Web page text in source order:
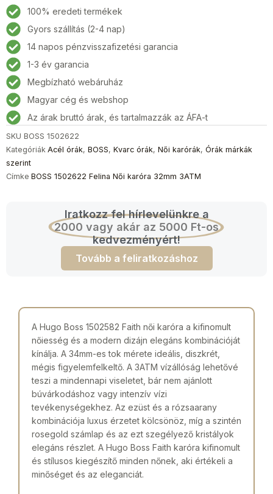
Felina
Női
karóra
32mm
3ATM
mennyiség
100% eredeti termékek
Gyors szállítás (2-4 nap)
14 napos pénzvisszafizetési garancia
1-3 év garancia
Megbízható webáruház
Magyar cég és webshop
Az árak bruttó árak, és tartalmazzák az ÁFA-t
SKU BOSS 1502622
Kategóriák Acél órák, BOSS, Kvarc órák, Női karórák, Órák márkák
szerint
Címke BOSS 1502622 Felina Női karóra 32mm 3ATM
Iratkozz fel hírlevelünkre a
2000 vagy akár az 5000 Ft-os
kedvezményért!
Tovább a feliratkozáshoz
A Hugo Boss 1502582 Faith női karóra a kifinomult
nőiesség és a modern dizájn elegáns kombinációját
kínálja. A 34mm-es tok mérete ideális, diszkrét,
mégis figyelemfelkeltő. A 3ATM vízállóság lehetővé
teszi a mindennapi viseletet, bár nem ajánlott
búvárkodáshoz vagy intenzív vízi
tevékenységekhez. Az ezüst és a rózsaarany
kombinációja luxus érzetet kölcsönöz, míg a szintén
rosegold számlap és az ezt szegélyező kristályok
elegáns részlet. A Hugo Boss Faith karóra kifinomult
és stílusos kiegészítő minden nőnek, aki értékeli a
minőséget és az eleganciát.